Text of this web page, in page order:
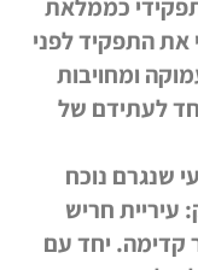
כממלאת
התפקיד לפני
ומחויבות
לעתידם של
שנגרם נוכח
עיריית חריש
קדימה. יחד עם